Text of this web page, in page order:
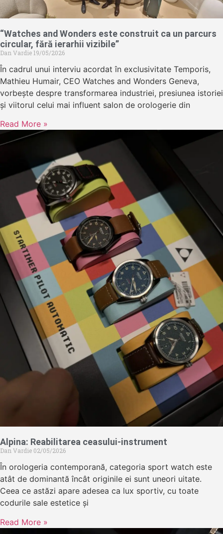
“Watches and Wonders este construit ca un parcurs
circular, fără ierarhii vizibile”
Dan Vardie19/05/2026
În cadrul unui interviu acordat în exclusivitate Temporis,
Mathieu Humair, CEO Watches and Wonders Geneva,
vorbește despre transformarea industriei, presiunea istoriei
și viitorul celui mai influent salon de orologerie din
Read More »
Alpina: Reabilitarea ceasului-instrument
Dan Vardie 02/05/2026
În orologeria contemporană, categoria sport watch este
atât de dominantă încât originile ei sunt uneori uitate.
Ceea ce astăzi apare adesea ca lux sportiv, cu toate
codurile sale estetice și
Read More »